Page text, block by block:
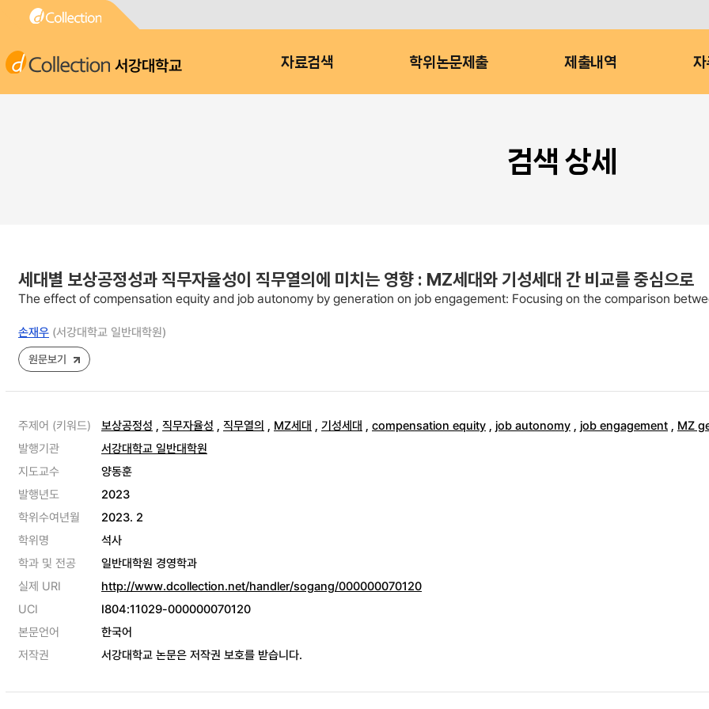
서강대학교 자료검색 학위논문제출 제출내역 자
검색 상세
세대별 보상공정성과 직무자율성이 직무열의에 미치는 영향 : MZ세대와 기성세대 간 비교를 중심으로
The effect of compensation equity and job autonomy by generation on job engagement: Focusing on the comparison
손재우 (서강대학교 일반대학원)
원문보기
주제어 (키워드) 보상공정성 , 직무자율성 , 직무열의 , MZ세대 , 기성세대 , compensation equity , job autonomy , job engagement , MZ
발행기관
서강대학교 일반대학원
지도교수
양동훈
발행년도
2023
학위수여년월
2023. 2
학위명
석사
학과 및 전공
일반대학원 경영학과
실제 URI
http://www.dcollection.net/handler/sogang/000000070120
UCI
I804:11029-000000070120
본문언어
한국어
저작권
서강대학교 논문은 저작권 보호를 받습니다.